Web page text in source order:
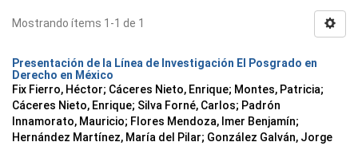
Mostrando ítems 1-1 de 1
Presentación de la Línea de Investigación El Posgrado en
Derecho en México
Fix Fierro, Héctor; Cáceres Nieto, Enrique; Montes, Patricia;
Cáceres Nieto, Enrique; Silva Forné, Carlos; Padrón
Innamorato, Mauricio; Flores Mendoza, Imer Benjamín;
Hernández Martínez, María del Pilar; González Galván, Jorge